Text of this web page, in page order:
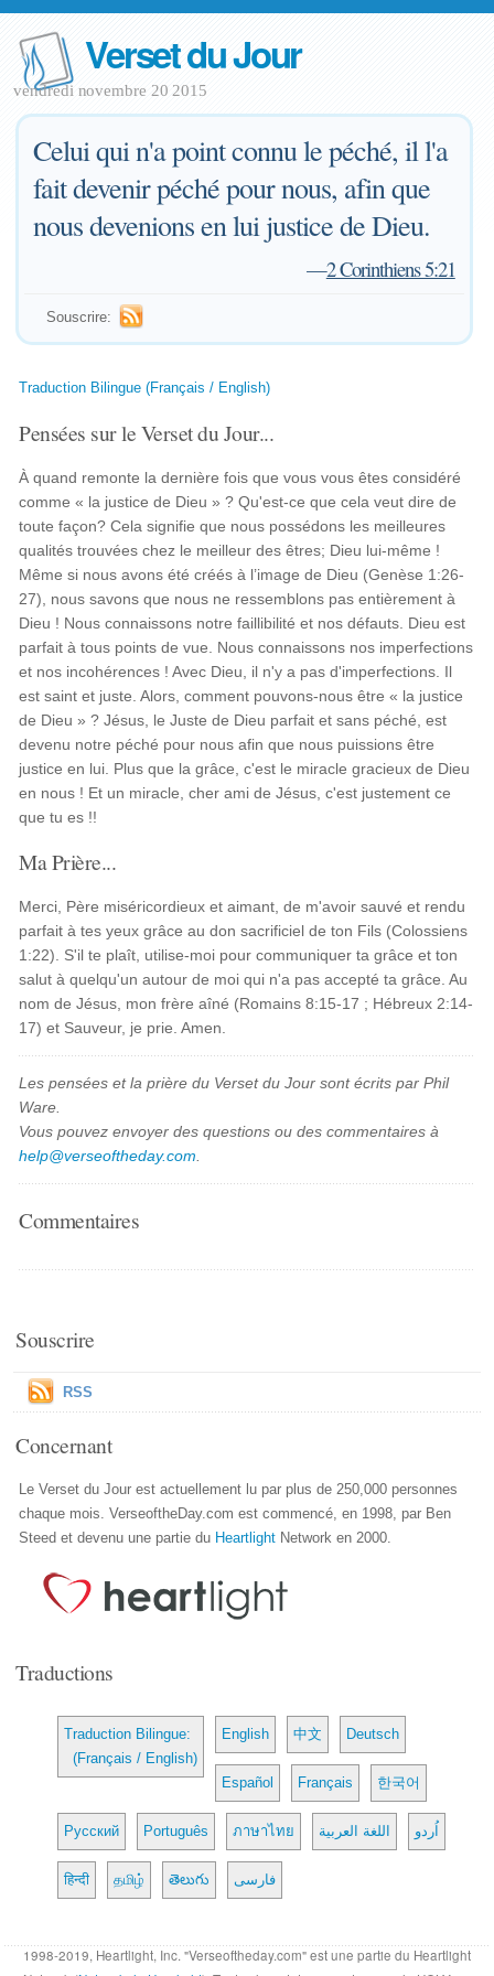
Verset du Jour
vendredi novembre 20 2015
Celui qui n'a point connu le péché, il l'a
fait devenir péché pour nous, afin que
nous devenions en lui justice de Dieu.
—2 Corinthiens 5:21
Souscrire:
Traduction Bilingue (Français / English)
Pensées sur le Verset du Jour...
À quand remonte la dernière fois que vous vous êtes considéré
comme « la justice de Dieu » ? Qu'est-ce que cela veut dire de
toute façon? Cela signifie que nous possédons les meilleures
qualités trouvées chez le meilleur des êtres; Dieu lui-même !
Même si nous avons été créés à l’image de Dieu (Genèse 1:26-
27), nous savons que nous ne ressemblons pas entièrement à
Dieu ! Nous connaissons notre faillibilité et nos défauts. Dieu est
parfait à tous points de vue. Nous connaissons nos imperfections
et nos incohérences ! Avec Dieu, il n'y a pas d'imperfections. Il
est saint et juste. Alors, comment pouvons-nous être « la justice
de Dieu » ? Jésus, le Juste de Dieu parfait et sans péché, est
devenu notre péché pour nous afin que nous puissions être
justice en lui. Plus que la grâce, c'est le miracle gracieux de Dieu
en nous ! Et un miracle, cher ami de Jésus, c'est justement ce
que tu es !!
Ma Prière...
Merci, Père miséricordieux et aimant, de m'avoir sauvé et rendu
parfait à tes yeux grâce au don sacrificiel de ton Fils (Colossiens
1:22). S'il te plaît, utilise-moi pour communiquer ta grâce et ton
salut à quelqu'un autour de moi qui n'a pas accepté ta grâce. Au
nom de Jésus, mon frère aîné (Romains 8:15-17 ; Hébreux 2:14-
17) et Sauveur, je prie. Amen.
Les pensées et la prière du Verset du Jour sont écrits par Phil
Ware.
Vous pouvez envoyer des questions ou des commentaires à
help@verseoftheday.com
Commentaires
Souscrire
RSS
Concernant
Le Verset du Jour est actuellement lu par plus de 250,000 personnes
chaque mois. VerseoftheDay.com est commencé, en 1998, par Ben
Steed et devenu une partie du Heartlight Network en 2000.
Traductions
Traduction Bilingue:
(Français / English)
English 中文 Deutsch
Español Français 한국어
Русский Português ภาษาไทย اللغة العربية اُردو
हिन्दी தமிழ் తెలుగు فارسی
1998-2019, Heartlight, Inc. "Verseoftheday.com" est une partie du Heartlight